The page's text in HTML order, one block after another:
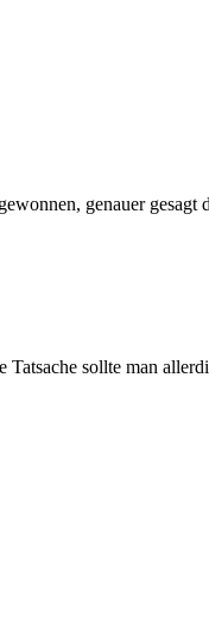
genauer
sollte man